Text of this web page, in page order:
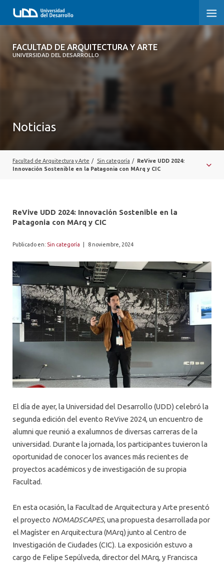
FACULTAD DE ARQUITECTURA Y ARTE
UNIVERSIDAD DEL DESARROLLO
FACULTAD DE ARQUITECTURA Y ARTE
MAGÍSTER
ALUMNI
PLATAFORMA VUT
Noticias
Facultad de Arquitectura y Arte / Sin categoría / ReVive UDD 2024:
Innovación Sostenible en la Patagonia con MArq y CIC
ReVive UDD 2024: Innovación Sostenible en la
Patagonia con MArq y CIC
Publicado en: Sin categoría 8 noviembre, 2024
El día de ayer, la Universidad del Desarrollo (UDD) celebró la
segunda edición del evento ReVive 2024, un encuentro de
alumni que reunió a exalumnos de diversas carreras de la
universidad. Durante la jornada, los participantes tuvieron la
oportunidad de conocer los avances más recientes de
proyectos académicos y de investigación de su propia
Facultad.
En esta ocasión, la Facultad de Arquitectura y Arte presentó
el proyecto NOMADSCAPES, una propuesta desarrollada por
el Magíster en Arquitectura (MArq) junto al Centro de
Investigación de Ciudades (CIC). La exposición estuvo a
cargo de Felipe Sepúlveda, director del MArq, y Francisca